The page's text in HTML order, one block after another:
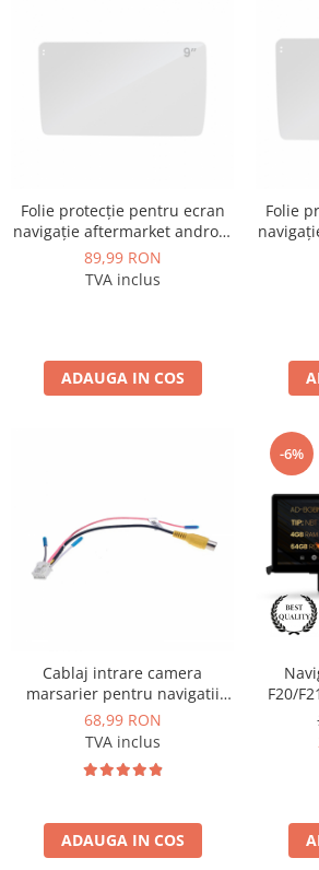
Folie protecție pentru ecran
navigație aftermarket android
9 inch - AD-BGCF9
89,99 RON
TVA inclus
ADAUGA IN COS
Folie
Cablaj intrare camera
marsarier pentru navigatii
Android - AD-BGCCAM1
68,99 RON
TVA inclus
ADAUGA IN COS
-6%
F20/
2016),
13,
64GB